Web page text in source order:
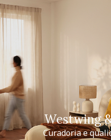
Westwing
Curadoria e